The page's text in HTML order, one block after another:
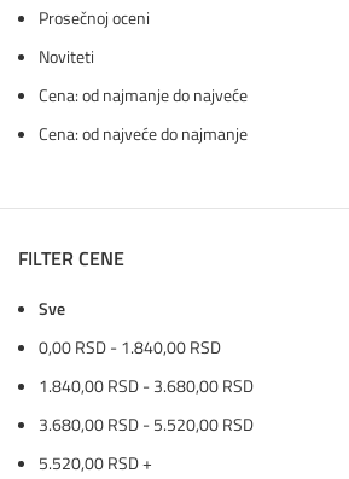
Prosečnoj oceni
Noviteti
Cena: od najmanje do najveće
Cena: od najveće do najmanje
FILTER CENE
Sve
0,00RSD-1.840,00RSD
1.840,00RSD-3.680,00RSD
3.680,00RSD-5.520,00RSD
5.520,00RSD+